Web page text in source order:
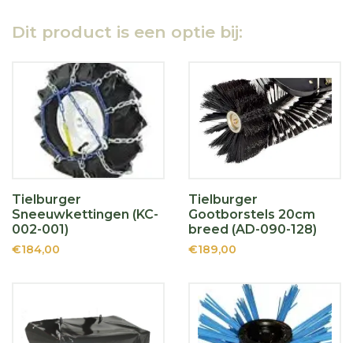
Dit product is een optie bij:
Tielburger
Sneeuwkettingen (KC-
002-001)
€184,00
Tielburger
Gootborstels 20cm
breed (AD-090-128)
€189,00